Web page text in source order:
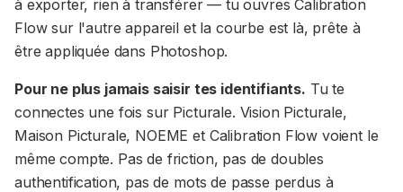
à exporter, rien à transférer — tu ouvres Calibration
Flow sur l'autre appareil et la courbe est là, prête à
être appliquée dans Photoshop.
Pour ne plus jamais saisir tes identifiants. Tu te
connectes une fois sur Picturale. Vision Picturale,
Maison Picturale, NOEME et Calibration Flow voient le
même compte. Pas de friction, pas de doubles
authentification, pas de mots de passe perdus à